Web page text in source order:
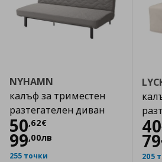
NYHAMN
калъф за триместен
разтегателен диван
50,62€
Цена
99,00лв
255 точки
40
79,
205